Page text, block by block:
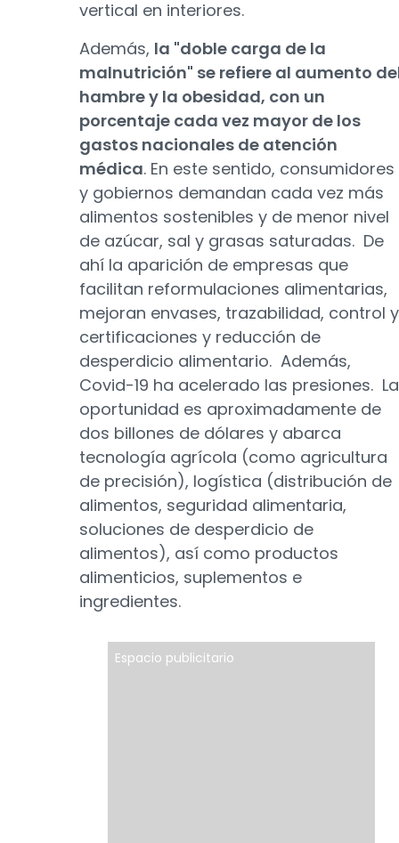
vertical en interiores.
Además, la "doble carga de la
malnutrición" se refiere al aumento
hambre y la obesidad, con un
porcentaje cada vez mayor de los
gastos nacionales de atención
médica. En este sentido, consumidores
y gobiernos demandan cada vez más
alimentos sostenibles y de menor nivel
de azúcar, sal y grasas saturadas. De
ahí la aparición de empresas que
facilitan reformulaciones alimentarias,
mejoran envases, trazabilidad, control y
certificaciones y reducción de
desperdicio alimentario. Además,
Covid-19 ha acelerado las presiones. La
oportunidad es aproximadamente de
dos billones de dólares y abarca
tecnología agrícola (como agricultura
de precisión), logística (distribución de
alimentos, seguridad alimentaria,
soluciones de desperdicio de
alimentos), así como productos
alimenticios, suplementos e
ingredientes.
Espacio publicitario